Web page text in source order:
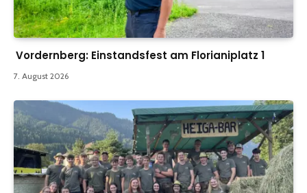
Vordernberg: Einstandsfest am Florianiplatz 1
7. August 2026